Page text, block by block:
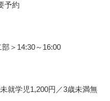
予約
部＞14:30～16:00
就学児1,200円／3歳未満無